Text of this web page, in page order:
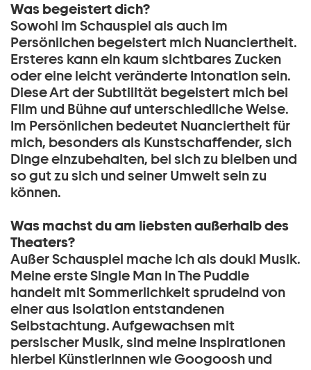
Was begeistert dich?
Sowohl im Schauspiel als auch im
Persönlichen begeistert mich Nuanciertheit.
Ersteres kann ein kaum sichtbares Zucken
oder eine leicht veränderte Intonation sein.
Diese Art der Subtilität begeistert mich bei
Film und Bühne auf unterschiedliche Weise.
Im Persönlichen bedeutet Nuanciertheit für
mich, besonders als Kunstschaffender, sich
Dinge einzubehalten, bei sich zu bleiben und
so gut zu sich und seiner Umwelt sein zu
können.
Was machst du am liebsten außerhalb des
Theaters?
Außer Schauspiel mache ich als douki Musik.
Meine erste Single Man In The Puddle
handelt mit Sommerlichkeit sprudelnd von
einer aus Isolation entstandenen
Selbstachtung. Aufgewachsen mit
persischer Musik, sind meine Inspirationen
hierbei Künstlerinnen wie Googoosh und